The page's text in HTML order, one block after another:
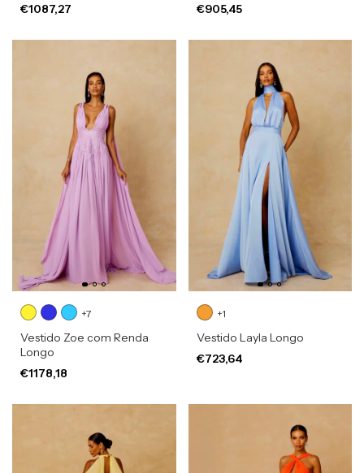
€1087,27
€905,45
+7
Vestido Zoe com Renda
Longo
€1178,18
+1
Vestido Layla Longo
€723,64